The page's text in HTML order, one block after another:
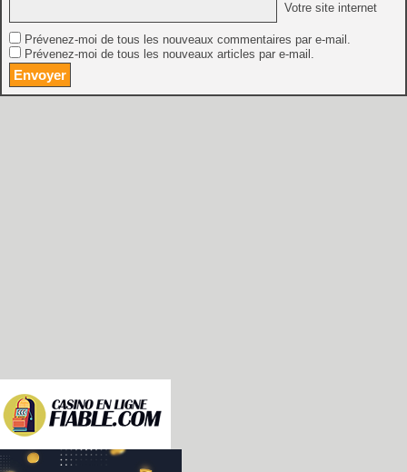
Votre site internet
Prévenez-moi de tous les nouveaux commentaires par e-mail.
Prévenez-moi de tous les nouveaux articles par e-mail.